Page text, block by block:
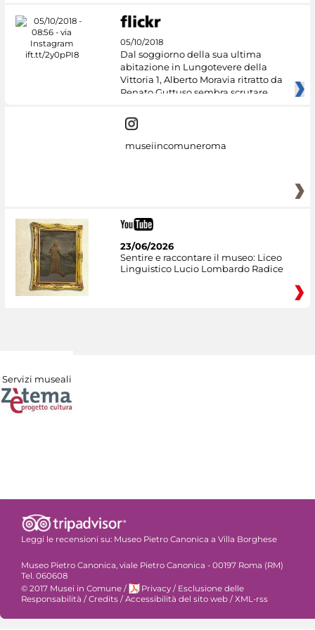
05/10/2018
Dal soggiorno della sua ultima
abitazione in Lungotevere della
Vittoria 1, Alberto Moravia ritratto da
Renato Guttuso sembra scrutare
museiincomuneroma
23/06/2026
Sentire e raccontare il museo: Liceo
Linguistico Lucio Lombardo Radice
Servizi museali
Leggi le recensioni su: Museo Pietro Canonica a Villa Borghese
Museo Pietro Canonica, viale Pietro Canonica - 00197 Roma (RM)
Tel. 060608
© 2017 Musei in Comune / Privacy / Esclusione delle
Responsabilità / Credits / Accessibilità del sito web / XML-rss